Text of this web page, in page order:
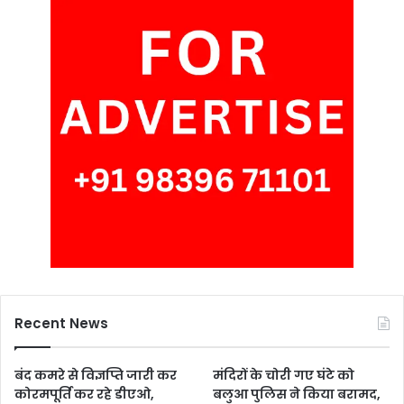
Recent News
बंद कमरे से विज्ञप्ति जारी कर
कोरमपूर्ति कर रहे डीएओ,
मंदिरों के चोरी गए घंटे को
बलुआ पुलिस ने किया बरामद,